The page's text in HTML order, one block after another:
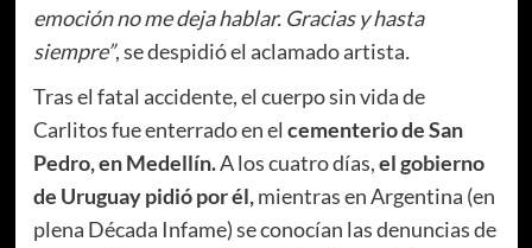
emoción no me deja hablar. Gracias y hasta
siempre”, se despidió el aclamado artista.
Tras el fatal accidente, el cuerpo sin vida de
Carlitos fue enterrado en el cementerio de San
Pedro, en Medellín.A los cuatro días,el gobierno
de Uruguay pidió por él,mientras en Argentina (en
plena Década Infame) se conocían las denuncias de